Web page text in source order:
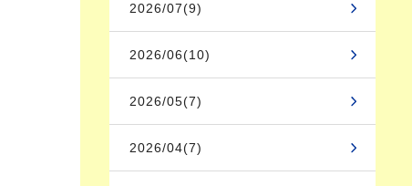
2026/07(9)
2026/06(10)
2026/05(7)
2026/04(7)